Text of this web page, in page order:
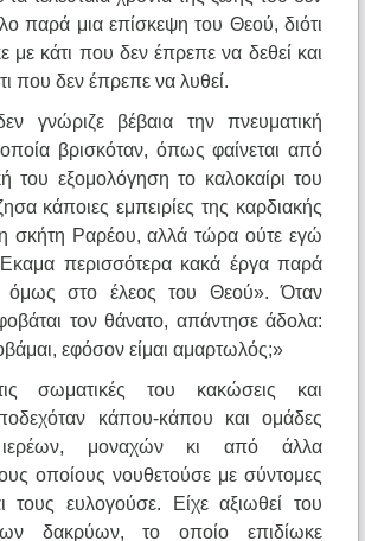
παρά μια επίσκεψη του Θεού, διότι
με κάτι που δεν έπρεπε να δεθεί και
που δεν έπρεπε να λυθεί.
γνώριζε βέβαια την πνευματική
βρισκόταν, όπως φαίνεται από
του εξομολόγηση το καλοκαίρι του
κάποιες εμπειρίες της καρδιακής
σκήτη Ραρέου, αλλά τώρα ούτε εγώ
περισσότερα κακά έργα παρά
όμως στο έλεος του Θεού». Όταν
τον θάνατο, απάντησε άδολα:
εφόσον είμαι αμαρτωλός;»
σωματικές του κακώσεις και
κάπου-κάπου και ομάδες
ιερέων, μοναχών κι από άλλα
οποίους νουθετούσε με σύντομες
τους ευλογούσε. Είχε αξιωθεί του
δακρύων, το οποίο επιδίωκε